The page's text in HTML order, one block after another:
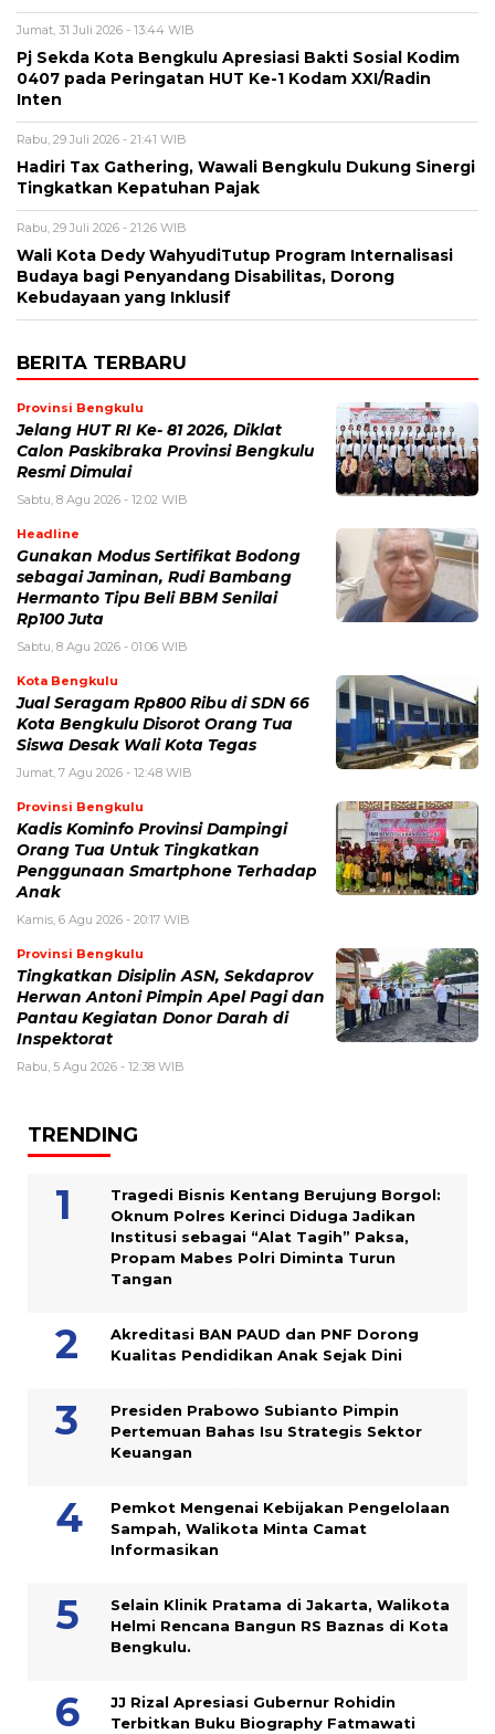
Jumat, 31 Juli 2026 - 13:44 WIB
Pj Sekda Kota Bengkulu Apresiasi Bakti Sosial Kodim
0407 pada Peringatan HUT Ke-1 Kodam XXI/Radin
Inten
Rabu, 29 Juli 2026 - 21:41 WIB
Hadiri Tax Gathering, Wawali Bengkulu Dukung Sinergi
Tingkatkan Kepatuhan Pajak
Rabu, 29 Juli 2026 - 21:26 WIB
Wali Kota Dedy WahyudiTutup Program Internalisasi
Budaya bagi Penyandang Disabilitas, Dorong
Kebudayaan yang Inklusif
BERITA TERBARU
Provinsi Bengkulu
Jelang HUT RI Ke- 81 2026, Diklat
Calon Paskibraka Provinsi Bengkulu
Resmi Dimulai
Sabtu, 8 Agu 2026 - 12:02 WIB
Headline
Gunakan Modus Sertifikat Bodong
sebagai Jaminan, Rudi Bambang
Hermanto Tipu Beli BBM Senilai
Rp100 Juta
Sabtu, 8 Agu 2026 - 01:06 WIB
Kota Bengkulu
Jual Seragam Rp800 Ribu di SDN 66
Kota Bengkulu Disorot Orang Tua
Siswa Desak Wali Kota Tegas
Jumat, 7 Agu 2026 - 12:48 WIB
Provinsi Bengkulu
Kadis Kominfo Provinsi Dampingi
Orang Tua Untuk Tingkatkan
Penggunaan Smartphone Terhadap
Anak
Kamis, 6 Agu 2026 - 20:17 WIB
Provinsi Bengkulu
Tingkatkan Disiplin ASN, Sekdaprov
Herwan Antoni Pimpin Apel Pagi dan
Pantau Kegiatan Donor Darah di
Inspektorat
Rabu, 5 Agu 2026 - 12:38 WIB
TRENDING
Tragedi Bisnis Kentang Berujung Borgol:
Oknum Polres Kerinci Diduga Jadikan
Institusi sebagai “Alat Tagih” Paksa,
Propam Mabes Polri Diminta Turun
Tangan
Akreditasi BAN PAUD dan PNF Dorong
Kualitas Pendidikan Anak Sejak Dini
Presiden Prabowo Subianto Pimpin
Pertemuan Bahas Isu Strategis Sektor
Keuangan
Pemkot Mengenai Kebijakan Pengelolaan
Sampah, Walikota Minta Camat
Informasikan
Selain Klinik Pratama di Jakarta, Walikota
Helmi Rencana Bangun RS Baznas di Kota
Bengkulu.
JJ Rizal Apresiasi Gubernur Rohidin
Terbitkan Buku Biography Fatmawati